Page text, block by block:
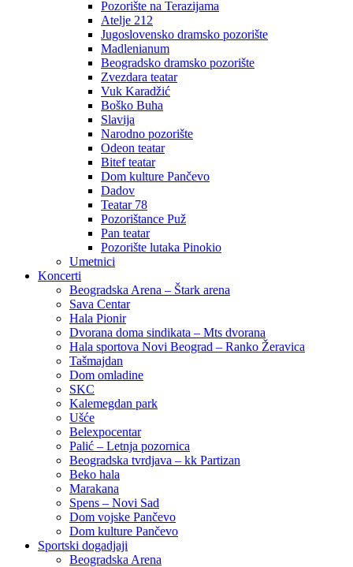
Pozorište na Terazijama
Atelje 212
Jugoslovensko dramsko pozorište
Madlenianum
Beogradsko dramsko pozorište
Zvezdara teatar
Vuk Karadžić
Boško Buha
Slavija
Narodno pozorište
Odeon teatar
Bitef teatar
Dom kulture Pančevo
Dadov
Teatar 78
Pozorištance Puž
Pan teatar
Pozorište lutaka Pinokio
Umetnici
Koncerti
Beogradska Arena – Štark arena
Sava Centar
Hala Pionir
Dvorana doma sindikata – Mts dvorana
Hala sportova Novi Beograd – Ranko Žeravica
Tašmajdan
Dom omladine
SKC
Kalemegdan park
Ušće
Belexpocentar
Palić – Letnja pozornica
Beogradska tvrdjava – kk Partizan
Beko hala
Marakana
Spens – Novi Sad
Dom vojske Pančevo
Dom kulture Pančevo
Sportski dogadjaji
Beogradska Arena